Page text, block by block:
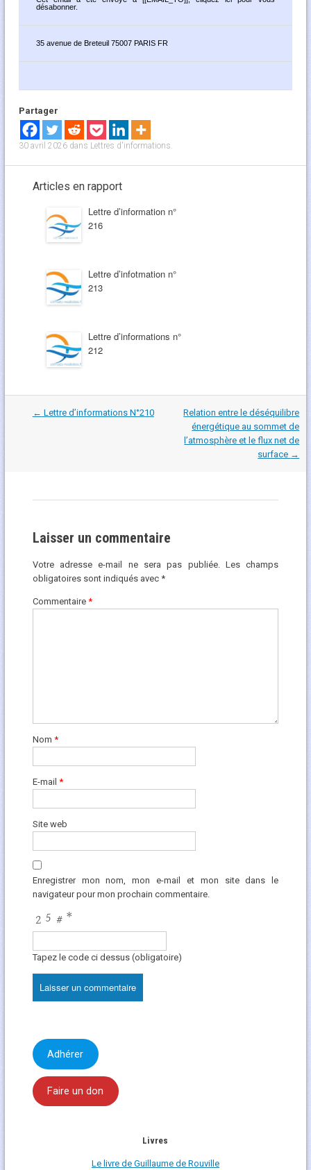
désabonner.
35 avenue de Breteuil 75007 PARIS FR
Partager
30 avril 2026dans Lettres d'informations.
Articles en rapport
Lettre d’information n°
216
Lettre d’infotmation n°
213
Lettre d’informations n°
212
Navigation
← Lettre d’informations N°210
Relation entre le déséquilibre
énergétique au sommet de
l’atmosphère et le flux net de
surface →
Laisser un commentaire
Votre adresse e-mail ne sera pas publiée. Les champs
obligatoires sont indiqués avec *
Commentaire *
Nom *
E-mail *
Site web
Enregistrer mon nom, mon e-mail et mon site dans le
navigateur pour mon prochain commentaire.
Tapez le code ci dessus (obligatoire)
Adhérer
Faire un don
Livres
Le livre de Guillaume de Rouville